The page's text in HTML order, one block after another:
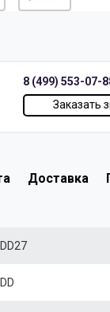
8 (499) 553-07-
Заказать
Доставка
DD27
DD